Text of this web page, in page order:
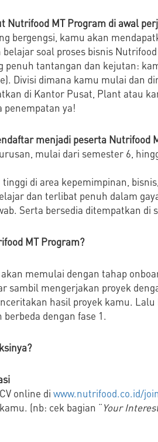
Nutrifood MT Program di awal
bergengsi, kamu akan
soal proses bisnis
penuh tantangan dan kejutan:
Divisi dimana kamu mulai dan
di Kantor Pusat, Plant atau
penempatan ya!
menjadi peserta Nutrifood
mulai dari semester 6,
di area kepemimpinan,
dan terlibat penuh dalam
Serta bersedia ditempatkan di
MT Program?
memulai dengan tahap
sambil mengerjakan proyek
hasil proyek kamu.
dengan fase 1.
online di www.nutrifood.co.id/
(nb: cek bagian “Your